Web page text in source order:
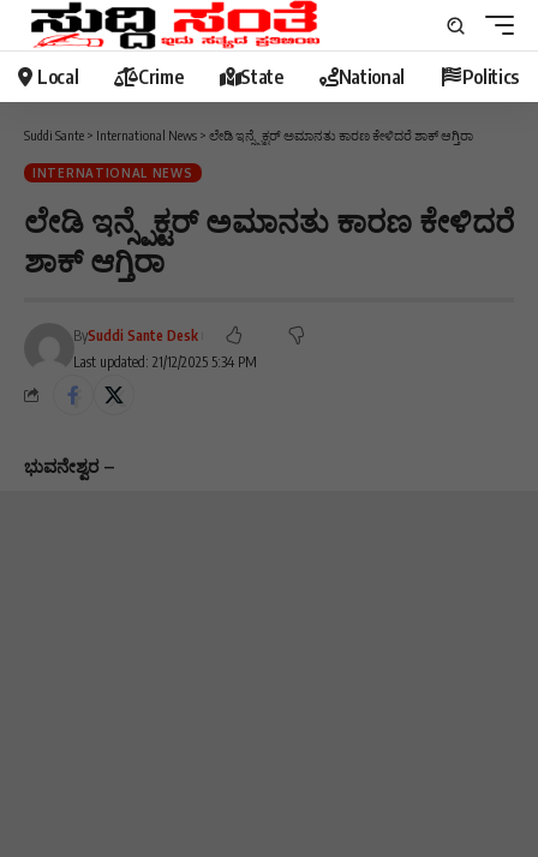
Local Crime State National Politics
Suddi Sante > International News > ಲೇಡಿ ಇನ್ಸ್ಪೆಕ್ಟರ್ ಅಮಾನತು ಕಾರಣ ಕೇಳಿದರೆ ಶಾಕ್ ಆಗ್ತಿರಾ
INTERNATIONAL NEWS
ಲೇಡಿ ಇನ್ಸ್ಪೆಕ್ಟರ್ ಅಮಾನತು ಕಾರಣ ಕೇಳಿದರೆ
ಶಾಕ್ ಆಗ್ತಿರಾ
Last updated: 21/12/2025 5:34 PM
BySuddi Sante Desk
ಭುವನೇಶ್ವರ‌ –